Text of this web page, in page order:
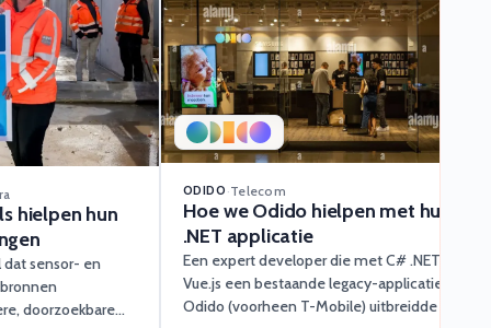
hielpen hun
dat sensor- en
doorzoekbare
ODIDO ·Telecom
Hoe we Odido hielpen met hun C#
.NET applicatie
Een expert developer die met C# .NET én
Vue.js een bestaande legacy-applicatie van
Odido (voorheen T-Mobile) uitbreidde en